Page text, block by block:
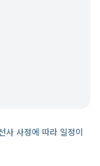
사 사정에 따라 일정이